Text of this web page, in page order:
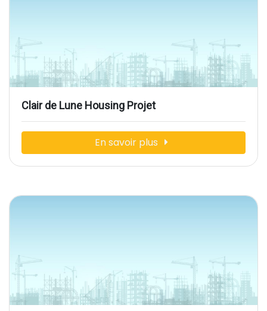
Clair de Lune Housing Projet
En savoir plus